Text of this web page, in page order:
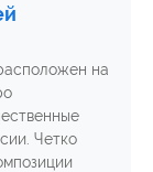
на
Четко